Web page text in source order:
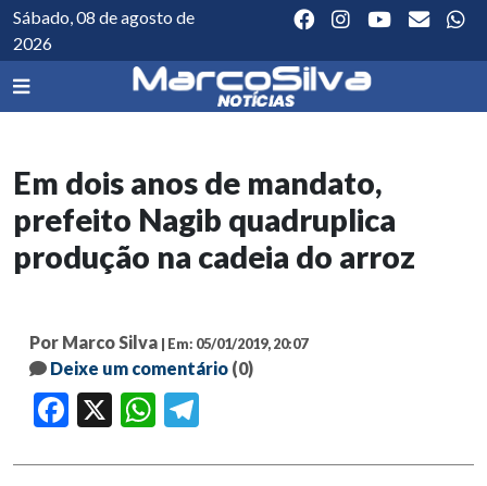
Sábado, 08 de agosto de
2026
Em dois anos de mandato,
prefeito Nagib quadruplica
produção na cadeia do arroz
Por Marco Silva | Em: 05/01/2019, 20:07
Deixe um comentário (0)
Facebook WhatsApp